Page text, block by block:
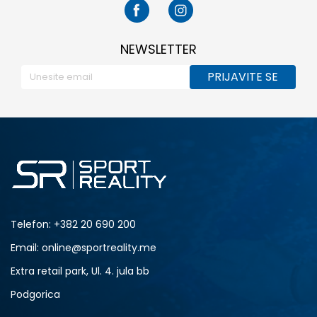
NEWSLETTER
PRIJAVITE SE
Telefon: +382 20 690 200
Email: online@sportreality.me
Extra retail park, Ul. 4. jula bb
Podgorica